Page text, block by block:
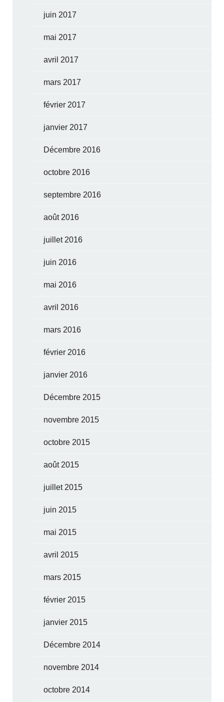
juin 2017
mai 2017
avril 2017
mars 2017
février 2017
janvier 2017
Décembre 2016
octobre 2016
septembre 2016
août 2016
juillet 2016
juin 2016
mai 2016
avril 2016
mars 2016
février 2016
janvier 2016
Décembre 2015
novembre 2015
octobre 2015
août 2015
juillet 2015
juin 2015
mai 2015
avril 2015
mars 2015
février 2015
janvier 2015
Décembre 2014
novembre 2014
octobre 2014